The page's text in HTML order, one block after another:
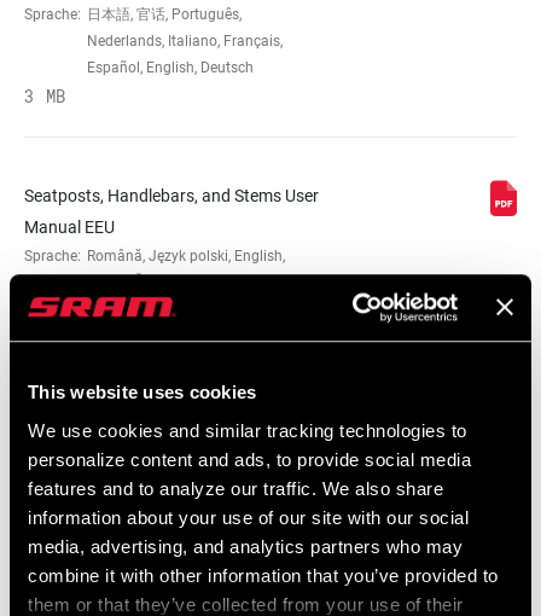
This website uses cookies
We use cookies and similar tracking technologies to
personalize content and ads, to provide social media
features and to analyze our traffic. We also share
information about your use of our site with our social
media, advertising, and analytics partners who may
combine it with other information that you’ve provided to
them or that they’ve collected from your use of their
ROHRDURCHMESSER
FARBE (SP)
HARDWARE
VERSATZ/RÜCKVERSATZ 0mm, 25mm
Sprache: 日本語, 官话, Português,
Nederlands, Italiano, Français,
Español, English, Deutsch
3 MB
Seatposts, Handlebars, and Stems User
Manual EEU
Sprache: Română, Język polski, English,
3 MB
Nederlands, Italiano, Français,
Español, English, Deutsch
274 KB